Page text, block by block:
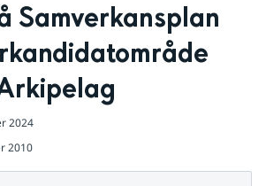
Samverkansplan
2024
2010